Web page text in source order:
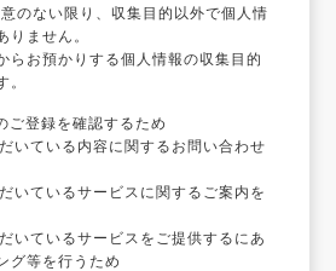
のない限り、収集目的以外で個人情
りません。
らお預かりする個人情報の収集目的
。
ご登録を確認するため
いている内容に関するお問い合わせ
いているサービスに関するご案内を
いているサービスをご提供するにあ
グ等を行うため